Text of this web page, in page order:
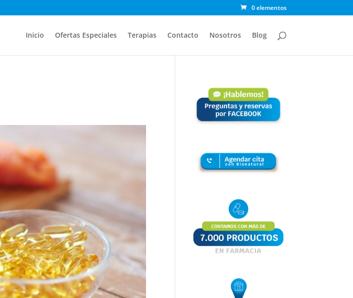
0 elementos
Inicio Ofertas Especiales Terapias Contacto Nosotros Blog